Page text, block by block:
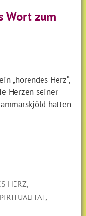
Wort zum
„hörendes Herz“,
Herzen seiner
hatten
HERZ,
,